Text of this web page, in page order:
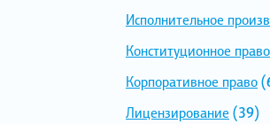
Исполнительное
Конституционное право
Корпоративное право
Лицензирование (39)